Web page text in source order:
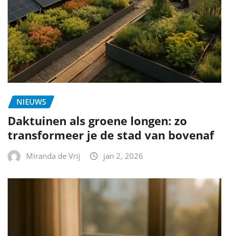
NIEUWS
Daktuinen als groene longen: zo
transformeer je de stad van bovenaf
Miranda de Vrij jan 2, 2026